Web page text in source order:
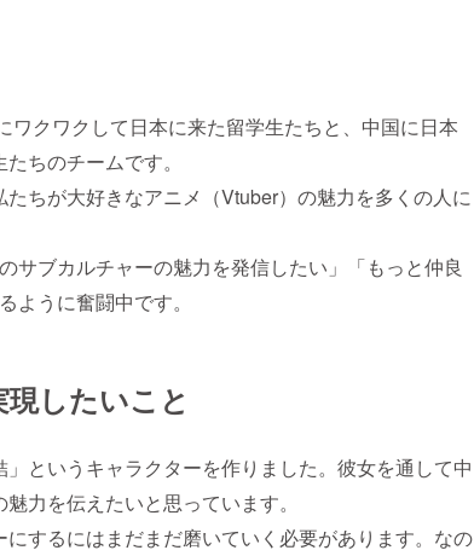
クワクして日本に来た留学生たちと、中国に日本
ちのチームです。
ちが大好きなアニメ（Vtuber）の魅力を多くの人に
サブカルチャーの魅力を発信したい」「もっと仲良
ように奮闘中です。
したいこと
というキャラクターを作りました。彼女を通して中
力を伝えたいと思っています。
するにはまだまだ磨いていく必要があります。なの